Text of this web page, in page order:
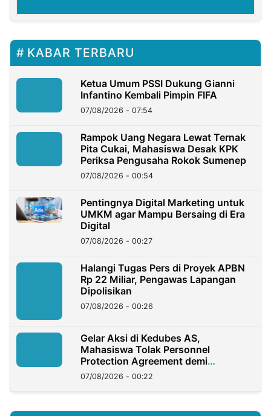
KABAR TERBARU
Ketua Umum PSSI Dukung Gianni
Infantino Kembali Pimpin FIFA
07/08/2026 - 07:54
Rampok Uang Negara Lewat Ternak
Pita Cukai, Mahasiswa Desak KPK
Periksa Pengusaha Rokok Sumenep
07/08/2026 - 00:54
Pentingnya Digital Marketing untuk
UMKM agar Mampu Bersaing di Era
Digital
07/08/2026 - 00:27
Halangi Tugas Pers di Proyek APBN
Rp 22 Miliar, Pengawas Lapangan
Dipolisikan
07/08/2026 - 00:26
Gelar Aksi di Kedubes AS,
Mahasiswa Tolak Personnel
Protection Agreement demi
Kedaulatan Negara
07/08/2026 - 00:22